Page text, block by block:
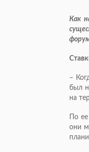
Как
–
был
на
По
они